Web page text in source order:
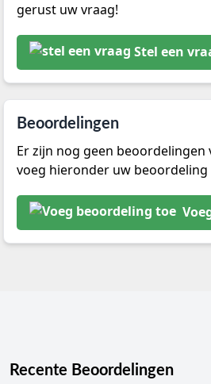
gerust uw vraag!
Stel een
Beoordelingen
Er zijn nog geen
voeg hieronder uw beoordeling
Recente Beoordelingen